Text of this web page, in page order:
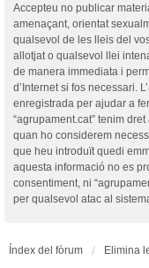
Accepteu no publicar
amenaçant, orientat
qualsevol de les lleis del
allotjat o qualsevol llei
de manera immediata i
d’Internet si fos necessari.
enregistrada per ajudar a
“agrupament.cat” tenim
quan ho considerem
que heu introduït quedi
aquesta informació no es
consentiment, ni
per qualsevol atac al
Índex del fòrum Elimina